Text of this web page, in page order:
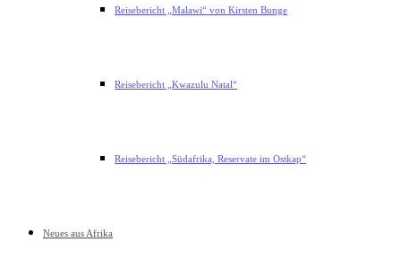
Reisebericht „Malawi“ von Kirsten Bunge
Reisebericht „Kwazulu Natal“
Reisebericht „Südafrika, Reservate im Ostkap“
Neues aus Afrika